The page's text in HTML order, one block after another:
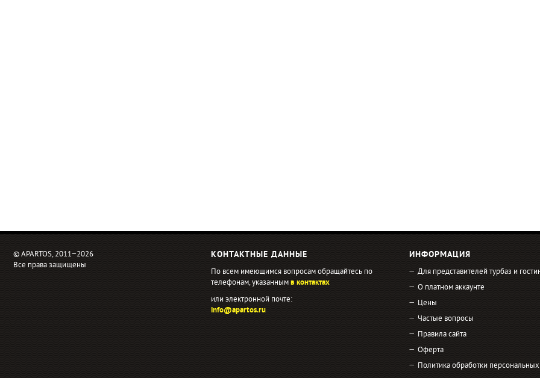
© APARTOS, 2011−2026
Все права защищены
КОНТАКТНЫЕ ДАННЫЕ
По всем имеющимся вопросам обращайтесь по
телефонам, указаннымв контактах
или электронной почте:
info@apartos.ru
ИНФОРМАЦИЯ
Для представителей турбаз и
О платном аккаунте
Цены
Частые вопросы
Правила сайта
Оферта
Политика обработки